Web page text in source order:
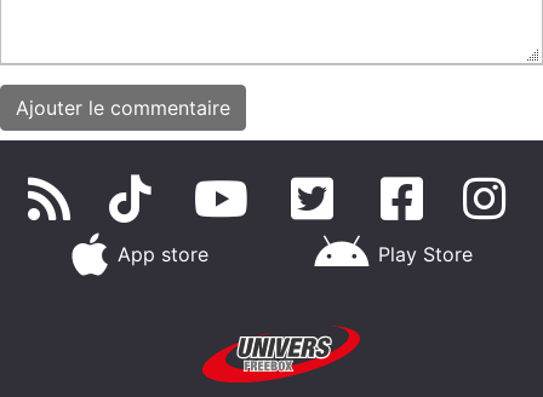
App store Play Store